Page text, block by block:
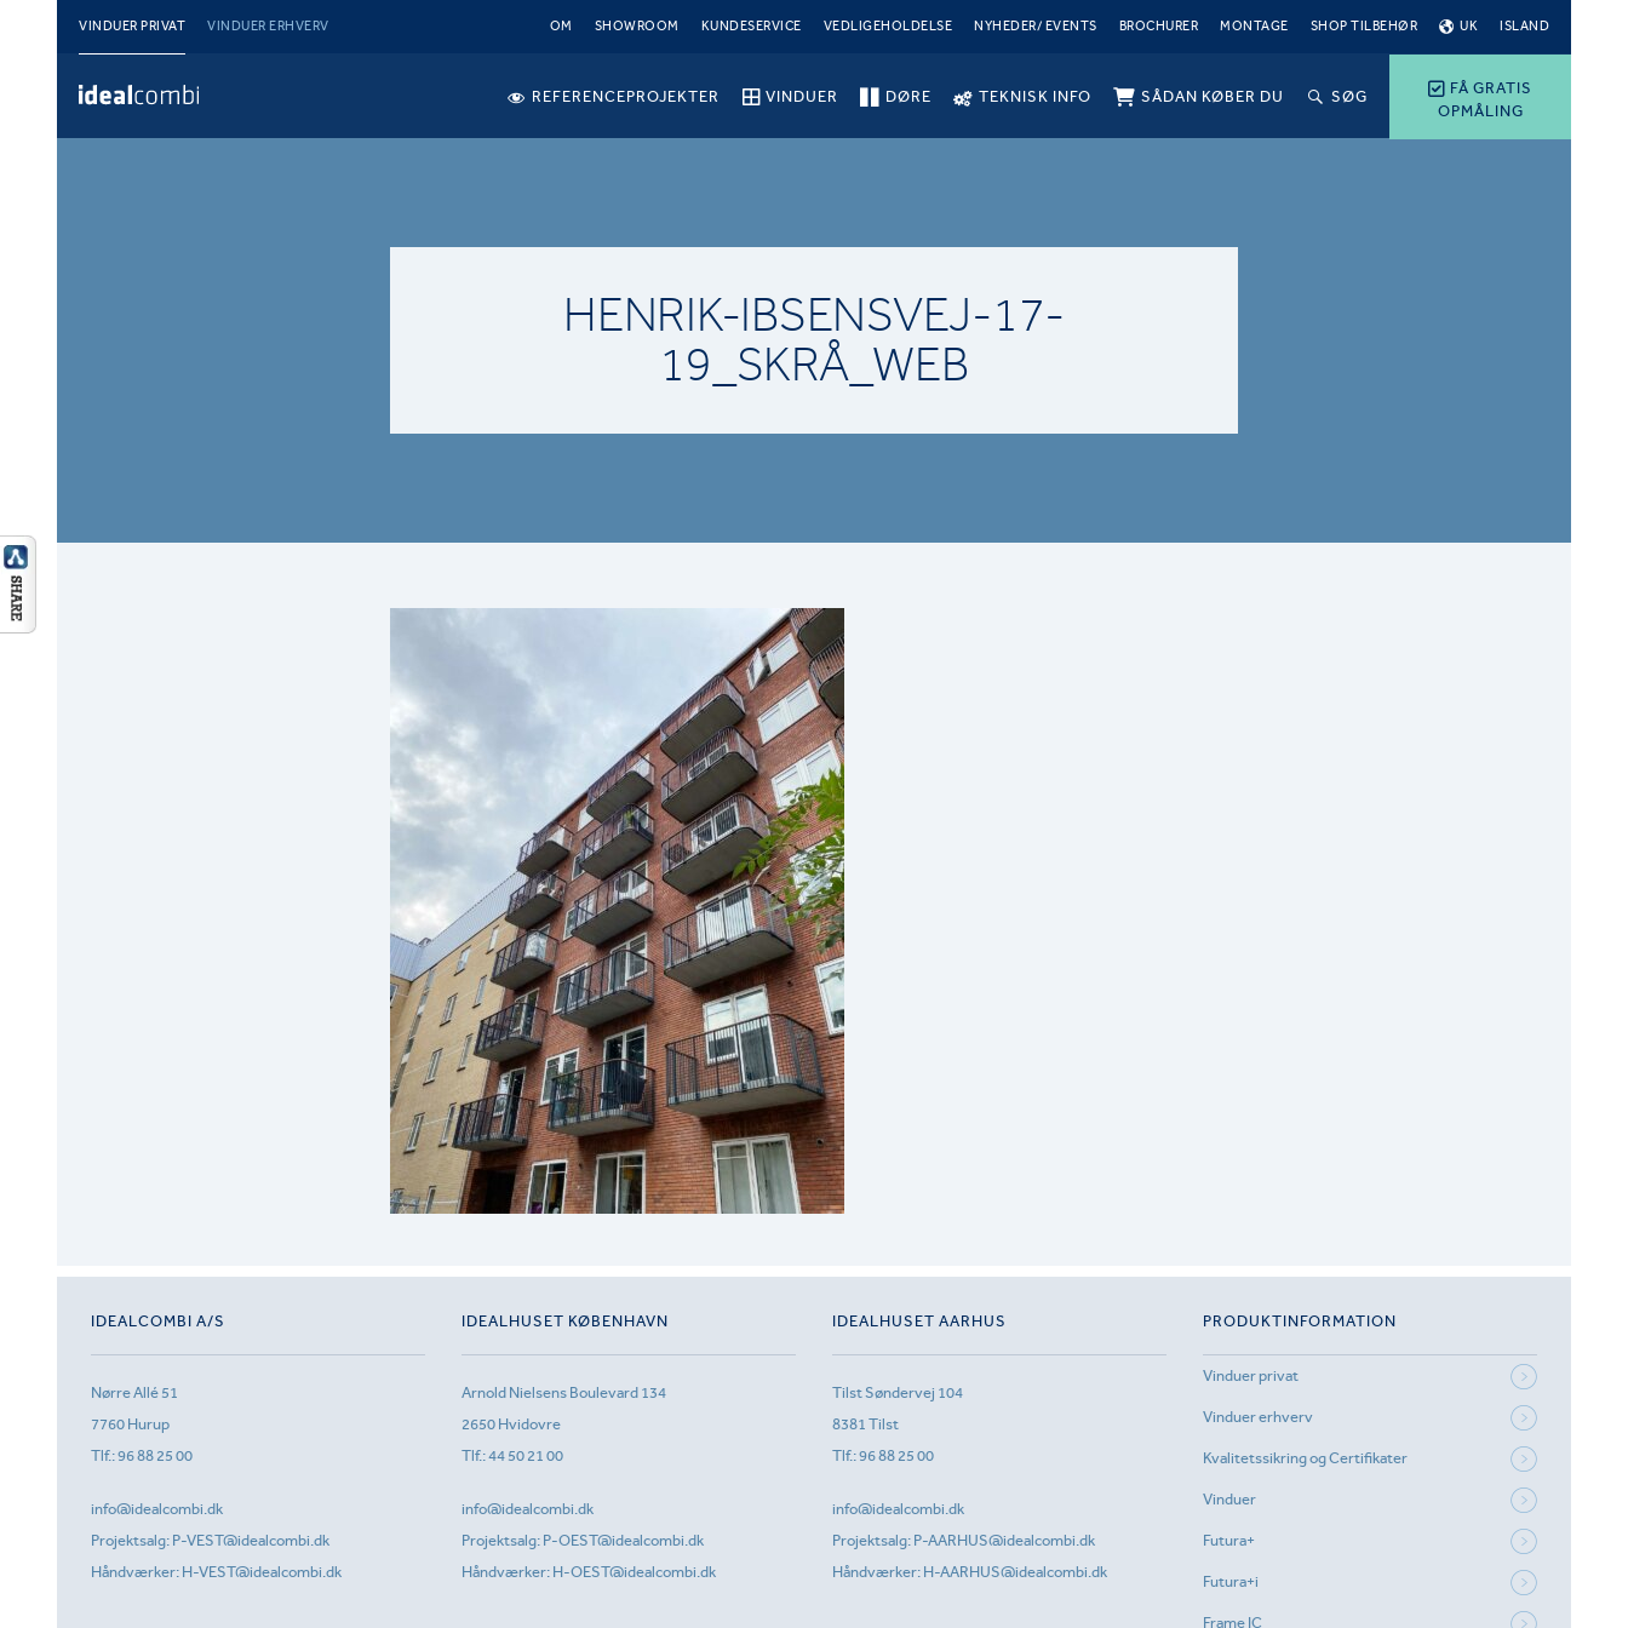
VINDUER PRIVAT VINDUER ERHVERV OM SHOWROOM KUNDESERVICE VEDLIGEHOLDELSE NYHEDER/ EVENTS BROCHURER MONTAGE SHOP TILBEHØR UK ISLAND
FÅ GRATIS
OPMÅLING
REFERENCEPROJEKTER VINDUER DØRE TEKNISK INFO SÅDAN KØBER DU SØG
HENRIK-IBSENSVEJ-17-
19_SKRÅ_WEB
IDEALCOMBI A/S
Nørre Allé 51
7760 Hurup
Tlf.:96 88 25 00
info@idealcombi.dk
Projektsalg: P-VEST@idealcombi.dk
Håndværker: H-VEST@idealcombi.dk
IDEALHUSET KØBENHAVN
Arnold Nielsens Boulevard 134
2650 Hvidovre
Tlf.:44 50 21 00
info@idealcombi.dk
Projektsalg: P-OEST@idealcombi.dk
Håndværker: H-OEST@idealcombi.dk
IDEALHUSET AARHUS
Tilst Søndervej 104
8381 Tilst
Tlf.:96 88 25 00
info@idealcombi.dk
Projektsalg: P-AARHUS@idealcombi.dk
Håndværker: H-AARHUS@idealcombi.dk
PRODUKTINFORMATION
Vinduer privat
Vinduer erhverv
Kvalitetssikring og Certifikater
Vinduer
Futura+
Futura+i
Frame IC